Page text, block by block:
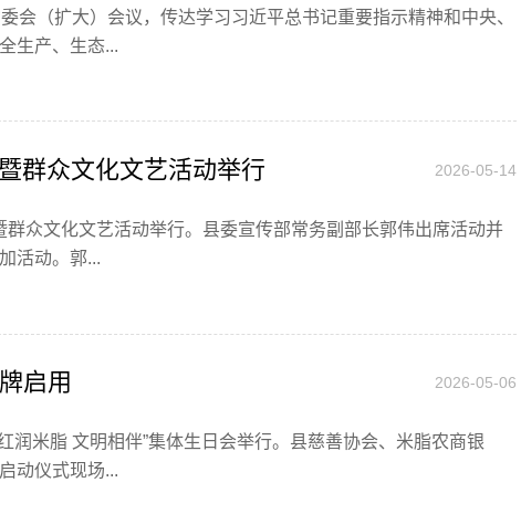
会（扩大）会议，传达学习习近平总书记重要指示精神和中央、
生产、生态...
群众文化文艺活动举行 2026-05-14
群众文化文艺活动举行。县委宣传部常务副部长郭伟出席活动并
活动。郭...
启用 2026-05-06
润米脂 文明相伴”集体生日会举行。县慈善协会、米脂农商银
动仪式现场...